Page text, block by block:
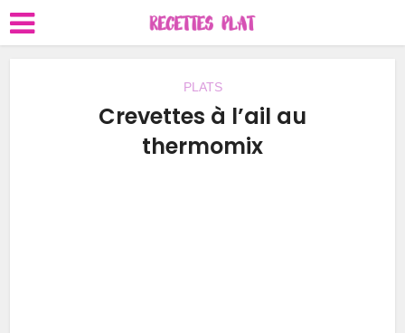
PLATS
Crevettes à l’ail au
thermomix